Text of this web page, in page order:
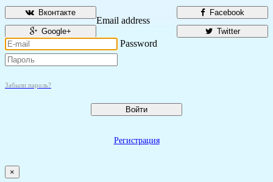
Facebook
Вконтакте
Twitter
Google+
Email address
Password
Забыли пароль?
Войти
Регистрация
×